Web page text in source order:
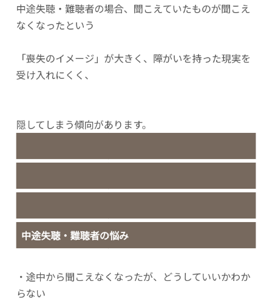
中途失聴・難聴者の場合、聞こえていたものが聞こえ
なくなったという
「喪失のイメージ」が大きく、障がいを持った現実を
受け入れにくく、
隠してしまう傾向があります。
中途失聴・難聴者の悩み
・途中から聞こえなくなったが、どうしていいかわか
らない